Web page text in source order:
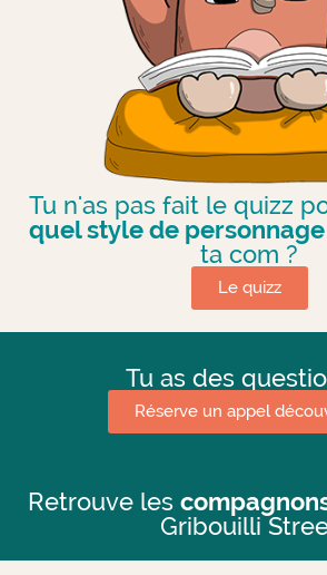
Tu n'as pas fait le quizz
quel style de personnage
ta com ?
Le quizz
Tu as des
Réserve un appel
Retrouve les
Gribouilli